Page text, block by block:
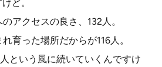
ど。
アクセスの良さ、132人。
育った場所だからが116人。
という風に続いていくんですけ